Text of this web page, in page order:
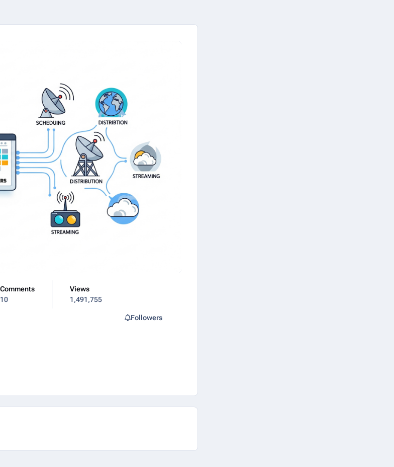
Comments
10
Views
1,491,755
Followers